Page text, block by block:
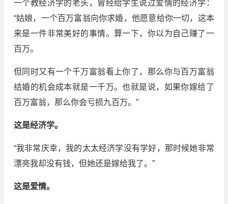
一个教经济学的老头，曾经给学生说过爱情的经济学：
“姑娘，一个百万富翁向你求婚，他愿意给你一切，这本
来是一件非常美好的事情。算一下，你以为自己赚了一
百万。
但同时又有一个千万富翁看上你了，那么你与百万富翁
结婚的机会成本就是一千万。也就是说，如果你嫁给了
百万富翁，那么你会亏损九百万。”
这是经济学。
“我非常庆幸，我的太太经济学没有学好，那时候她非常
漂亮我却没有钱，但她还是嫁给我了。”
这是爱情。